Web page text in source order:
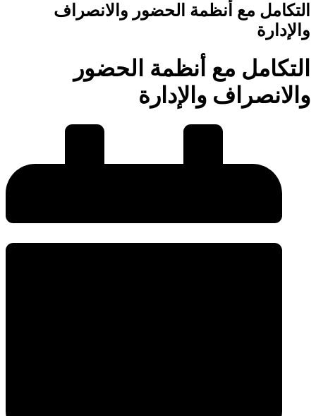
التكامل مع أنظمة الحضور والانصراف
والإدارة
التكامل مع أنظمة الحضور
والانصراف والإدارة